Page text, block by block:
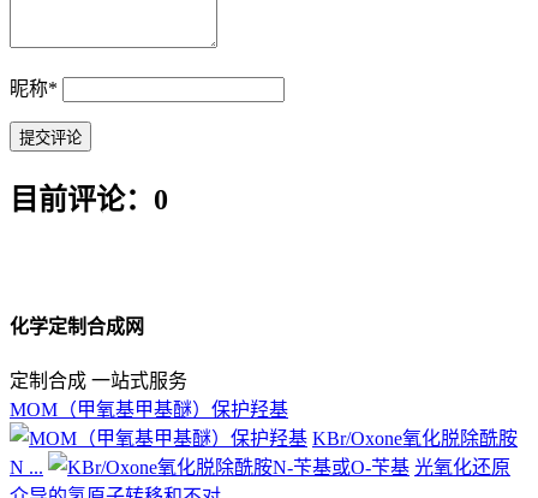
昵称*
目前评论：0
化学定制合成网
定制合成 一站式服务
MOM（甲氧基甲基醚）保护羟基
KBr/Oxone氧化脱除酰胺
N ...
光氧化还原